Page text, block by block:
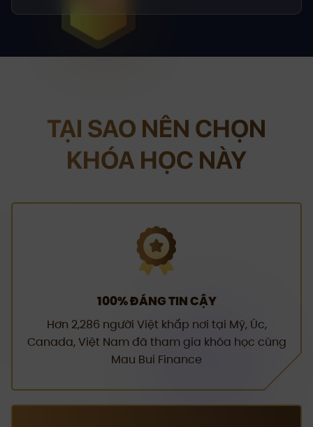
TẠI SAO NÊN CHỌN
KHÓA HỌC NÀY
100% ĐÁNG TIN CẬY
Hơn 2,286 người Việt khắp nơi tại Mỹ, Úc,
Canada, Việt Nam đã tham gia khóa học cùng
Mau Bui Finance